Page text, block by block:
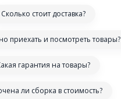
Сколько стоит доставка?
приехать и посмотреть товары?
гарантия на товары?
ли сборка в стоимость?